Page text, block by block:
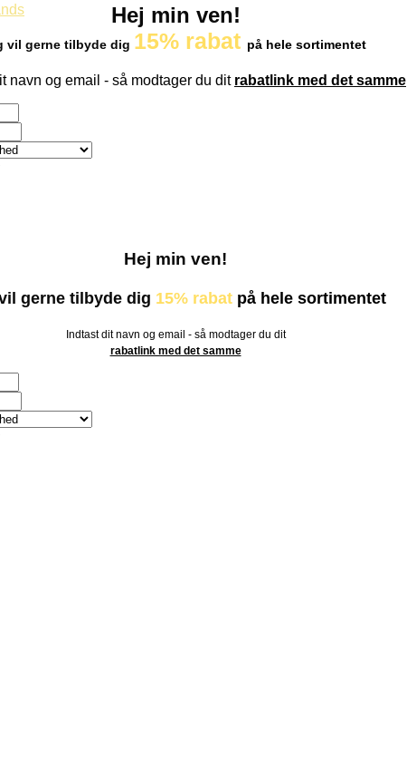
Hej min ven!
vil gerne tilbyde dig 15% rabat på hele sortimentet
navn og email - så modtager du dit rabatlink med det samme
Hej min ven!
gerne tilbyde dig 15% rabat på hele sortimentet
Indtast dit navn og email - så modtager du dit
rabatlink med det samme